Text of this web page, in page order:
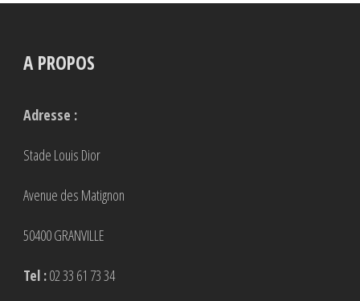
A PROPOS
Adresse :
Stade Louis Dior
Avenue des Matignon
50400 GRANVILLE
Tel :02 33 61 73 34